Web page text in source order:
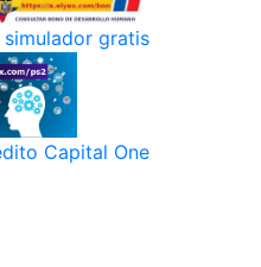
gratis
Capital One